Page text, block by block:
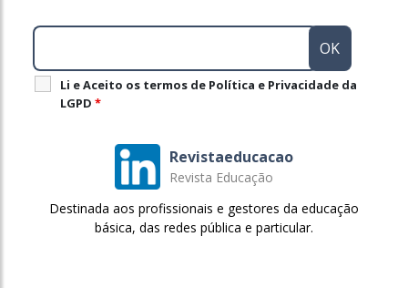
Li e Aceito os termos de Política e Privacidade da
LGPD *
Revistaeducacao
Revista Educação
Destinada aos profissionais e gestores da educação
básica, das redes pública e particular.